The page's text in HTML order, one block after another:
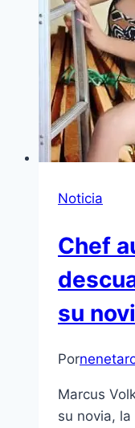
Noticia
Chef
su
Por
Marcus
su novia,